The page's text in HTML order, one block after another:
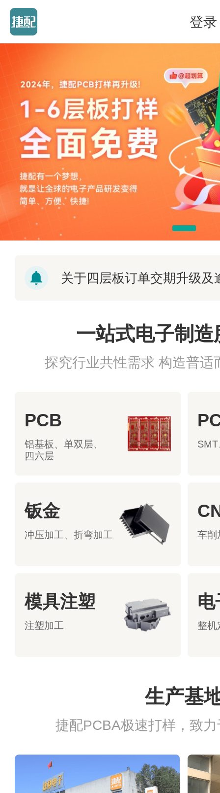
登录
关于捷
2026端午节放假通知
积分商城积分到期公告
2026清明节放假通知
关于捷
一站式电子制造
探究行业共性需求 构造普适
PCB
铝基板、单双层、
四六层
钣金
冲压加工、折弯加工 车削
模具注塑
注塑加工
电
整机
生产基
捷配PCBA极速打样，致